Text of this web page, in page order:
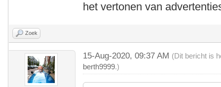
het vertonen van
Zoek
15-Aug-2020, 09:37 AM (Dit bericht is
berth9999.)